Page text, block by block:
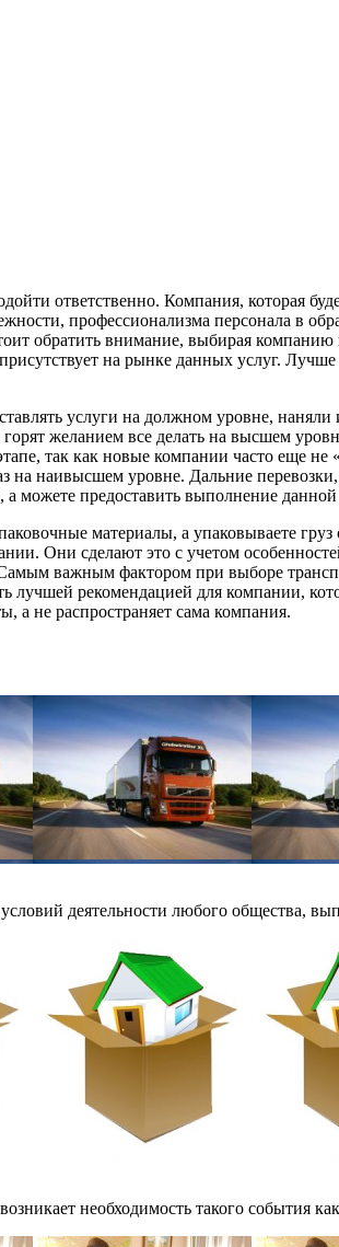
ответственно. Компания, которая
профессионализма персонала в
обратить внимание, выбирая
на рынке данных услуг.
услуги на должном уровне,
желанием все делать на высшем
так как новые компании часто еще не
на наивысшем уровне. Дальние
можете предоставить выполнение
материалы, а упаковываете
Они сделают это с учетом
важным фактором при выборе
рекомендацией для компании,
а не распространяет сама компания.
деятельности любого общества,
необходимость такого события